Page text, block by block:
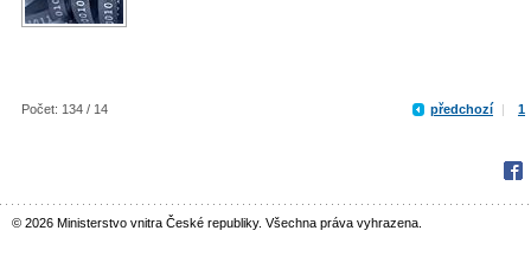
Počet: 134 / 14 předchozí | 1
© 2026 Ministerstvo vnitra České republiky. Všechna práva vyhrazena.